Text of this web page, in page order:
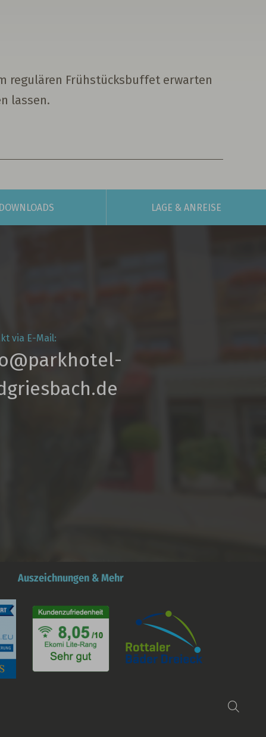
regulären Frühstücksbuffet erwarten
lassen.
DOWNLOADS LAGE & ANREISE
via E-Mail:
Auszeichnungen & Mehr